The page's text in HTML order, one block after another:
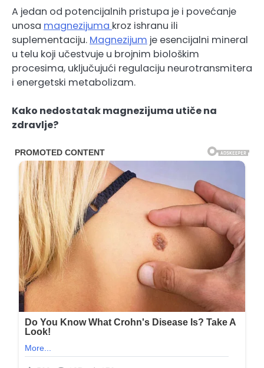
A jedan od potencijalnih pristupa je i povećanje
unosa magnezijuma kroz ishranu ili
suplementaciju. Magnezijum je esencijalni mineral
u telu koji učestvuje u brojnim biološkim
procesima, uključujući regulaciju neurotransmitera
i energetski metabolizam.
Kako nedostatak magnezijuma utiče na
zdravlje?